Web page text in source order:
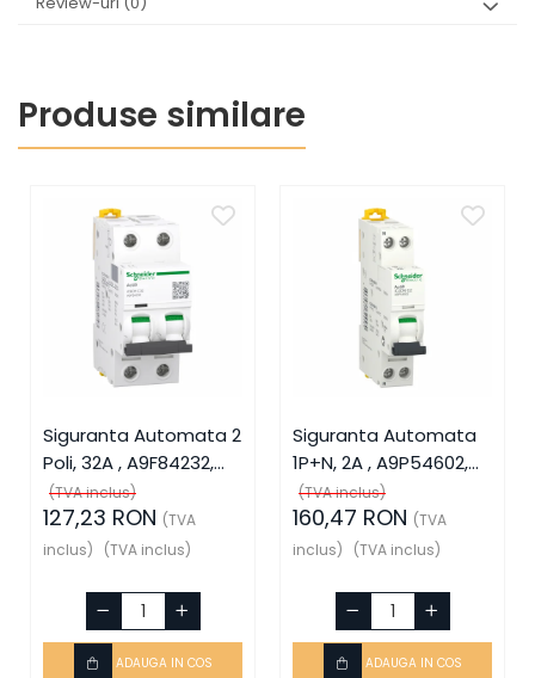
Produse similare
Siguranta Automata 2
Poli, 32A , A9F84232,
Schneider Electric
(TVA inclus)
127,23 RON (TVA
inclus)
(TVA inclus)
ADAUGA IN COS
Siguranta Automata
1P+N, 2A , A9P54602,
Schneider Electric
(TVA inclus)
160,47 RON (TVA
inclus)
(TVA inclus)
ADAUGA IN COS